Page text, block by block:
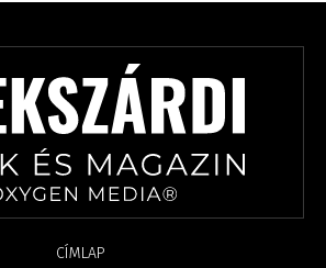
CÍMLAP